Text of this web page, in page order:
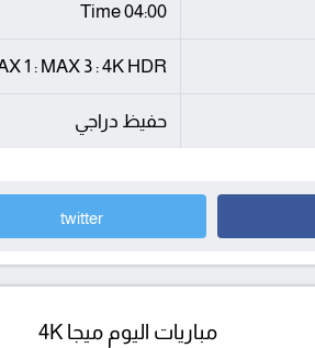
04:00 Time
1 : MAX 3 : 4K HDR
حفيظ دراجي
twitter
مباريات اليوم ميجا 4K